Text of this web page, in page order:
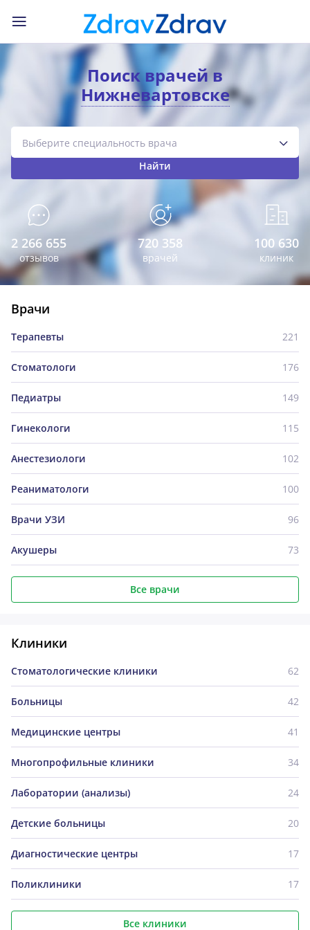
Поиск врачей в
Нижневартовске
Найти
2 266 655
отзывов
720 358
врачей
100 630
клиник
Врачи
Терапевты 221
Стоматологи 176
Педиатры 149
Гинекологи 115
Анестезиологи 102
Реаниматологи 100
Врачи УЗИ 96
Акушеры 73
Все врачи
Клиники
Стоматологические клиники 62
Больницы 42
Медицинские центры 41
Многопрофильные клиники 34
Лаборатории (анализы) 24
Детские больницы 20
Диагностические центры 17
Поликлиники 17
Все клиники